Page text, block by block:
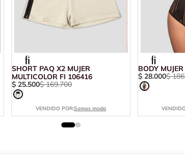
SHORT PAQ X2 MUJER
MULTICOLOR FI 106416
$ 25.500$ 169.700
VENDIDO POR:Somos moda
BODY
$ 28.000$ 186